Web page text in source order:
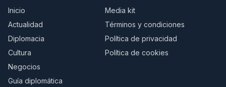
Inicio
Actualidad
Diplomacia
Cultura
Negocios
Guía diplomática
Media kit
Términos y condiciones
Política de privacidad
Política de cookies